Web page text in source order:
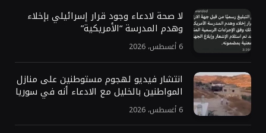
لا صحة لادعاء وجود قرار إسرائيلي بإخلاء
وهدم المدرسة “الأمريكية”
6 أغسطس، 2026
انتشار فيديو لهجوم مستوطنين على منازل
المواطنين بالخليل مع الادعاء أنه في سوريا
6 أغسطس، 2026